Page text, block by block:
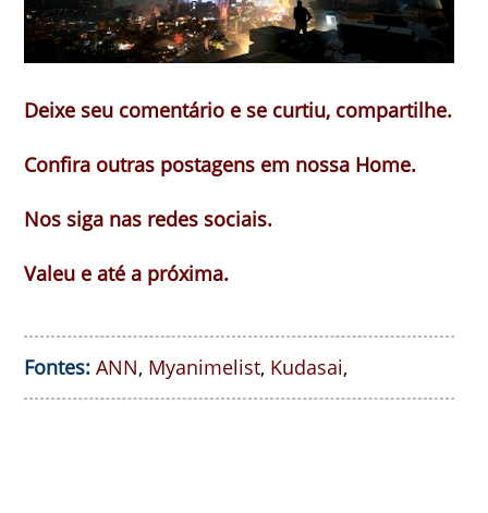
Deixe seu comentário e se curtiu, compartilhe.
Confira outras postagens em nossa Home.
Nos siga nas redes sociais.
Valeu e até a próxima.
Fontes: ANN, Myanimelist, Kudasai,